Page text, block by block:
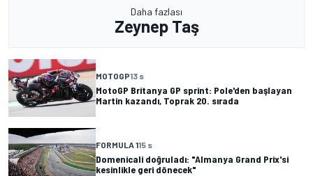
Daha fazlası
Zeynep Taş
MOTOGP13 s
MotoGP Britanya GP sprint: Pole'den başlayan
Martin kazandı, Toprak 20. sırada
FORMULA 115 s
Domenicali doğruladı: "Almanya Grand Prix'si
kesinlikle geri dönecek"